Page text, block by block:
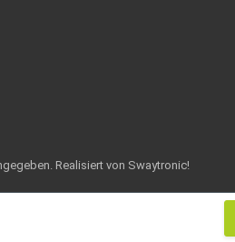
Realisiert von Swaytronic!